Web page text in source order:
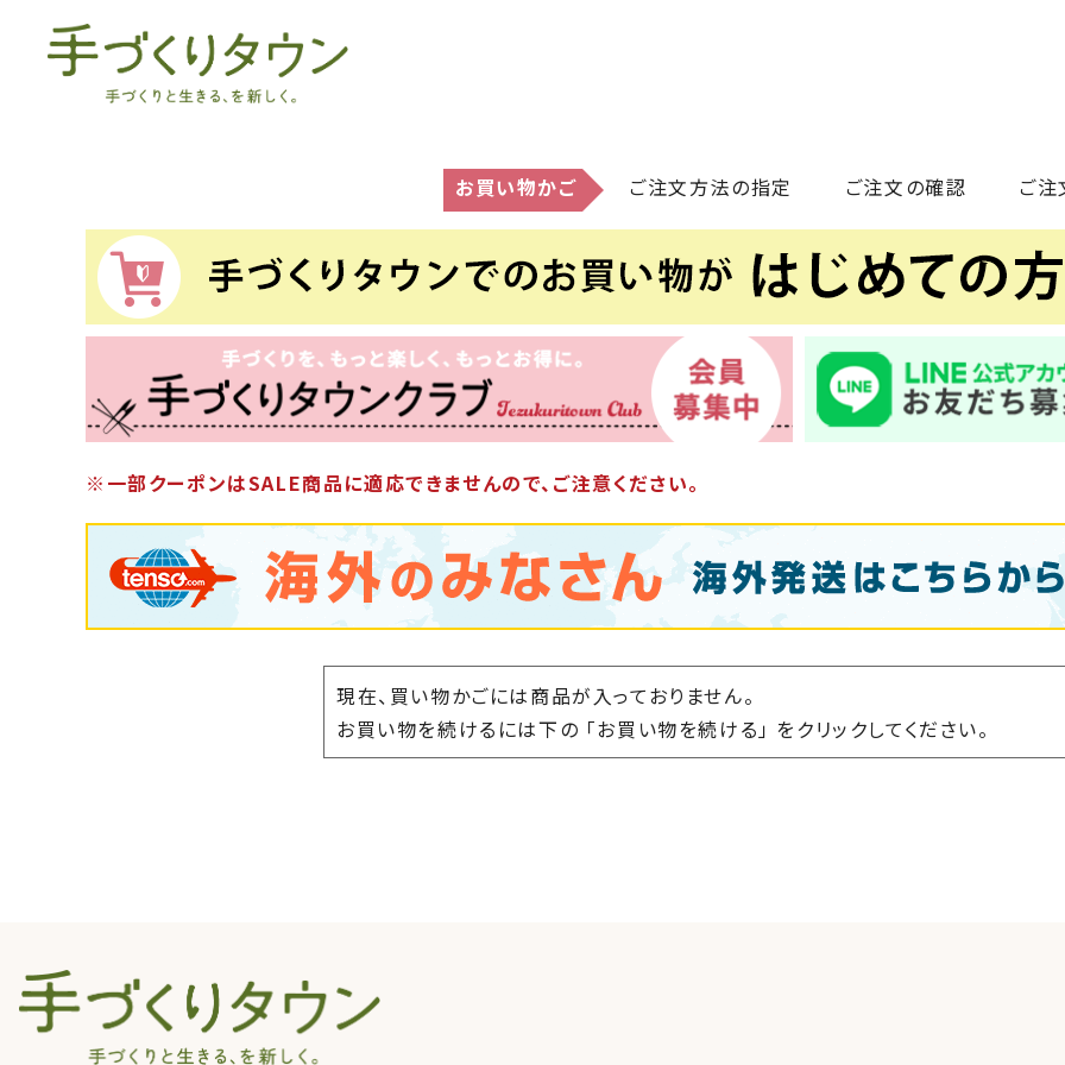
お買い物かご ご注文方法の指定 ご注文の確認 ご
※一部クーポンはSALE商品に適応できませんので、ご注意ください。
現在、買い物かごには商品が入っておりません。
お買い物を続けるには下の 「お買い物を続ける」 をクリックしてください。